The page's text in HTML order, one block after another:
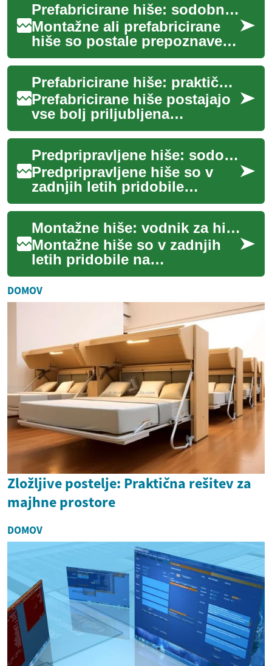
Prefabricirane hiše: sodobna izbira za hitro, kakovostno gradnjo
Montažne ali prefabricirane
hiše so postale prepoznaven
način gradnje za tiste, ki
cenijo hitrost, predvidljivost
in ...
Prefabricirane hiše: praktičen vodnik za prihodnje lastnike
Prefabricirane hiše postajajo
vse bolj priljubljena
alternativa klasični gradnji
zaradi krajšega časa
postavitve, mož...
Predpripravljene hiše: sodoben in učinkovit pristop k bivanju
Predpripravljene hiše so v
zadnjih letih pridobile
pozornost kot hiter,
kakovosten in estetsko
prilagodljiv način gra...
Montažne hiše: vodnik za hitro in trajnostno gradnjo
Montažne hiše so v zadnjih
letih pridobile na
prepoznavnosti kot hitrejša in
pogosto cenejša alternativa
klasičnemu g...
DOMOV
Zložljive postelje: Praktična rešitev za
majhne prostore
DOMOV